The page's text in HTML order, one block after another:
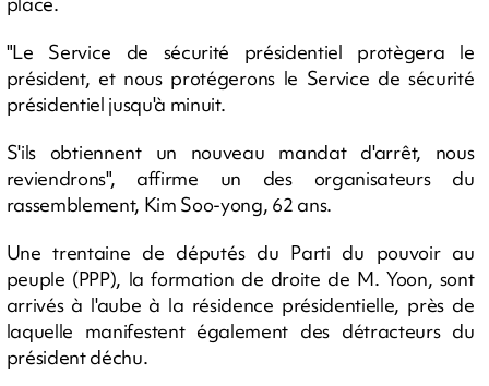
"Le Service de sécurité présidentiel protègera le
président, et nous protégerons le Service de sécurité
présidentiel jusqu'à minuit.
S'ils obtiennent un nouveau mandat d'arrêt, nous
reviendrons", affirme un des organisateurs du
rassemblement, Kim Soo-yong, 62 ans.
Une trentaine de députés du Parti du pouvoir au
peuple (PPP), la formation de droite de M. Yoon, sont
arrivés à l'aube à la résidence présidentielle, près de
laquelle manifestent également des détracteurs du
président déchu.